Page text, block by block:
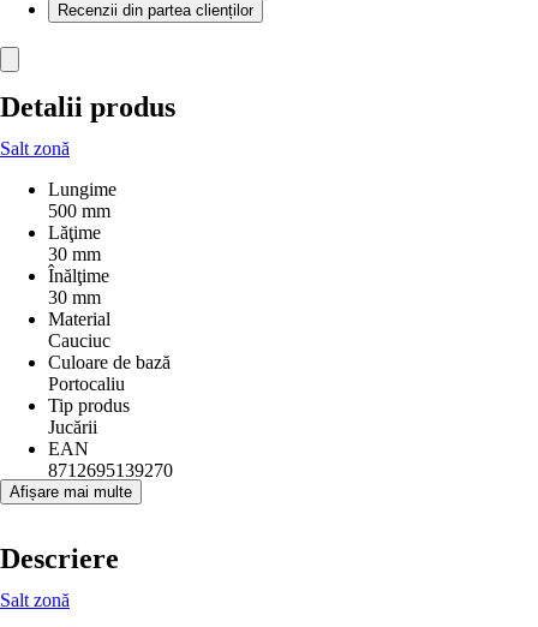
Recenzii din partea clienților
Detalii produs
Salt zonă
Lungime
500 mm
Lăţime
30 mm
Înălţime
30 mm
Material
Cauciuc
Culoare de bază
Portocaliu
Tip produs
Jucării
EAN
8712695139270
Afișare mai multe
Descriere
Salt zonă